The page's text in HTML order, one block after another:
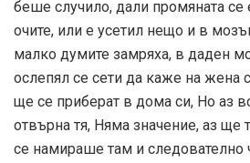
беше случило, дали промяната се
очите, или е усетил нещо и в
малко думите замряха, в даден
ослепял се сети да каже на жена
ще се приберат в дома си, Но аз
отвърна тя, Няма значение, аз ще
се намираше там и следователно